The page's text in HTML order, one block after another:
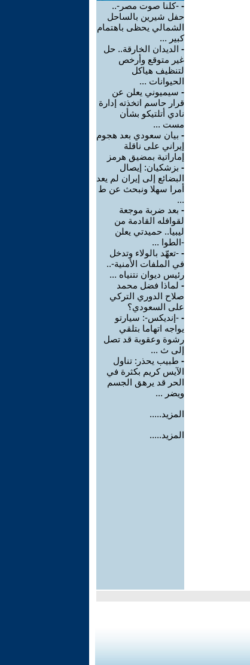
- -كلنا صوت مصر-..
حفل شيرين بالساحل
الشمالي يحظى باهتمام
كبير ...
- الديدان الخارقة.. حل
غير متوقع وأرخص
لتنظيف هياكل
الحيوانات ...
- سيميوني يعلن عن
قرار حاسم اتخذته إدارة
نادي أتلتيكو بشأن
مست ...
- بيان سعودي بعد هجوم
إيراني على ناقلة
إماراتية بمضيق هرمز
- بزشكيان: إيصال
البضائع إلى إيران لم يعد
أمرا سهلا ونبحث عن ط
...
- بعد ضربة موجعة
لقوافله القادمة من
ليبيا.. حميدتي يعلن
-الطوا ...
- -تعهّد بالولاء وتدخل
في الملفات الأمنية-..
رئيس ديوان نتنياه ...
- لماذا فضل محمد
صلاح الدوري التركي
على السعودي؟
- -إنديكس-: سيارتو
يواجه اتهاما بتلقي
رشوة وعقوبة قد تصل
إلى ث ...
- طبيب يحذر: تناول
الآيس كريم بكثرة في
الحر قد يرهق الجسم
ويضر ...
المزيد.....
المزيد.....